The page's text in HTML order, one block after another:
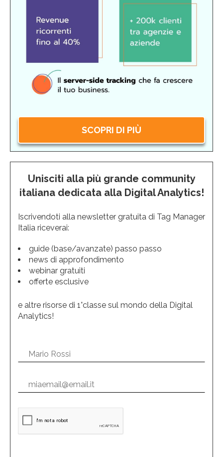
SCOPRI DI PIÙ
Unisciti alla più grande community
italiana dedicata alla Digital Analytics!
Iscrivendoti alla newsletter gratuita di Tag Manager
Italia riceverai:
guide (base/avanzate) passo passo
news di approfondimento
webinar gratuiti
offerte esclusive
e altre risorse di 1°classe sul mondo della Digital
Analytics!